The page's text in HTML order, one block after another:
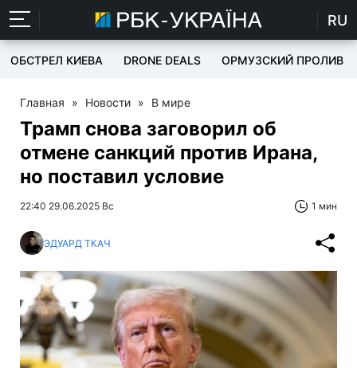
RU
ОБСТРЕЛ КИЕВА DRONE DEALS ОРМУЗСКИЙ ПРОЛИВ
Главная » Новости » В мире
Трамп снова заговорил об
отмене санкций против Ирана,
но поставил условие
22:40 29.06.2025 Вс 1 мин
ЭДУАРД ТКАЧ